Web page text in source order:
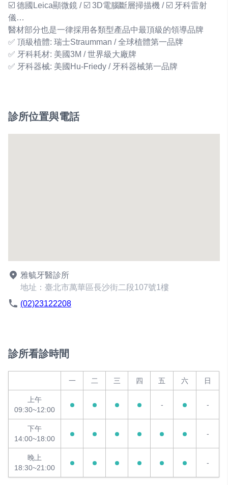
☑️ 德國Leica顯微鏡 / ☑️ 3D電腦斷層掃描機 / ☑️ 牙科雷射
儀…
醫材部分也是一律採用各類型產品中最頂級的領導品牌
✅ 頂級植體: 瑞士Straumman / 全球植體第一品牌
✅ 牙科耗材: 美國3M / 世界級大廠牌
✅ 牙科器械: 美國Hu-Friedy / 牙科器械第一品牌
診所位置與電話
雅毓牙醫診所
地址：臺北市萬華區長沙街二段107號1樓
(02)23122208
診所看診時間
一 二 三 四 五 六 日
上午
09:30~12:00
- -
下午
14:00~18:00
-
晚上
18:30~21:00
-